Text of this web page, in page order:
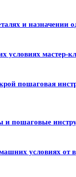
и назначении
условиях мастер-
пошаговая
и пошаговые
условиях от